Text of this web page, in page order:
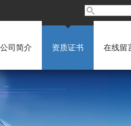
公司简介 资质证书 在线留